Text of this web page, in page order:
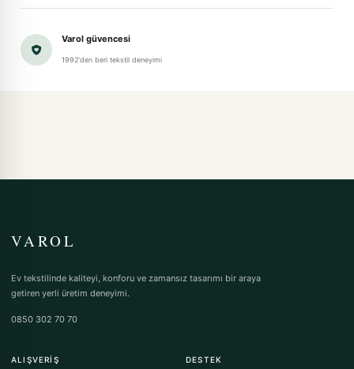
Varol güvencesi
1992'den beri tekstil deneyimi
VAROL
Ev tekstilinde kaliteyi, konforu ve zamansız tasarımı bir araya
getiren yerli üretim deneyimi.
0850 302 70 70
ALIŞVERIŞ DESTEK